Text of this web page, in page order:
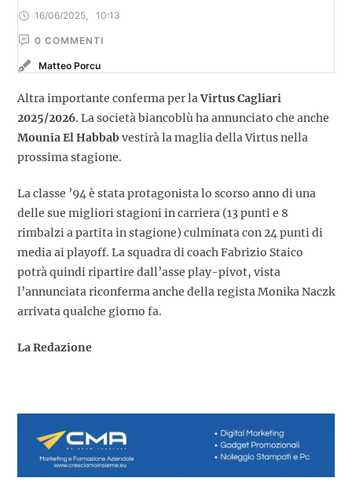
16/06/2025 10:13
0 COMMENTI
Matteo Porcu
Altra importante conferma per laVirtus Cagliari
2025/2026. La società biancoblù ha annunciato che anche
Mounia El Habbab vestirà la maglia della Virtus nella
prossima stagione.
La classe ’94 è stata protagonista lo scorso anno di una
delle sue migliori stagioni in carriera (13 punti e 8
rimbalzi a partita in stagione) culminata con 24 punti di
media ai playoff. La squadra di coach Fabrizio Staico
potrà quindi ripartire dall’asse play-pivot, vista
l’annunciata riconferma anche della regista Monika Naczk
arrivata qualche giorno fa.
La Redazione